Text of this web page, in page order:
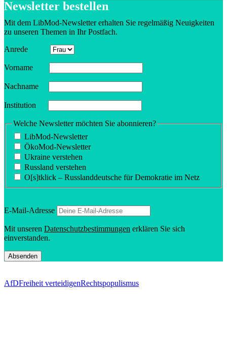
Newsletter bestellen
Mit dem LibMod-Newsletter erhalten Sie regel­mäßig Neuig­keiten
zu unseren Themen in Ihr Postfach.
Anrede
Vorname
Nachname
Insti­tution
Welche Newsletter möchten Sie abonnieren?
LibMod-Newsletter
ÖkoMod-Newsletter
Ukraine verstehen
Russland verstehen
O[s]tklick – Russland­deutsche für Demokratie im Netz
E‑Mail-Adresse
Mit unseren Daten­schutz­be­stim­mungen erklären Sie sich
einverstanden.
AfDFreiheit verteidigenRechtspopulismus